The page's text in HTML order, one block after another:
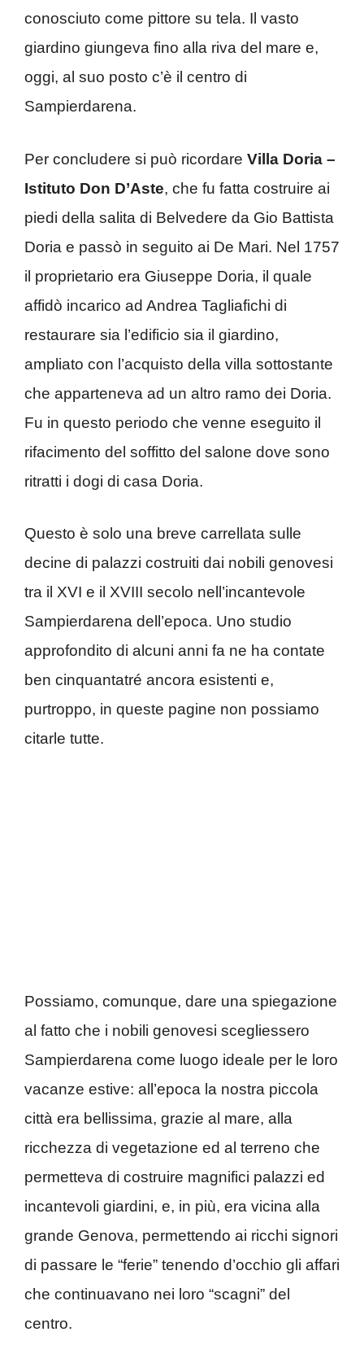
conosciuto come pittore su tela. Il vasto
giardino giungeva fino alla riva del mare e,
oggi, al suo posto c’è il centro di
Sampierdarena.
Per concludere si può ricordare Villa Doria –
Istituto Don D’Aste, che fu fatta costruire ai
piedi della salita di Belvedere da Gio Battista
Doria e passò in seguito ai De Mari. Nel 1757
il proprietario era Giuseppe Doria, il quale
affidò incarico ad Andrea Tagliafichi di
restaurare sia l’edificio sia il giardino,
ampliato con l’acquisto della villa sottostante
che apparteneva ad un altro ramo dei Doria.
Fu in questo periodo che venne eseguito il
rifacimento del soffitto del salone dove sono
ritratti i dogi di casa Doria.
Questo è solo una breve carrellata sulle
decine di palazzi costruiti dai nobili genovesi
tra il XVI e il XVIII secolo nell’incantevole
Sampierdarena dell’epoca. Uno studio
approfondito di alcuni anni fa ne ha contate
ben cinquantatré ancora esistenti e,
purtroppo, in queste pagine non possiamo
citarle tutte.
Possiamo, comunque, dare una spiegazione
al fatto che i nobili genovesi scegliessero
Sampierdarena come luogo ideale per le loro
vacanze estive: all’epoca la nostra piccola
città era bellissima, grazie al mare, alla
ricchezza di vegetazione ed al terreno che
permetteva di costruire magnifici palazzi ed
incantevoli giardini, e, in più, era vicina alla
grande Genova, permettendo ai ricchi signori
di passare le “ferie” tenendo d’occhio gli affari
che continuavano nei loro “scagni” del
centro.